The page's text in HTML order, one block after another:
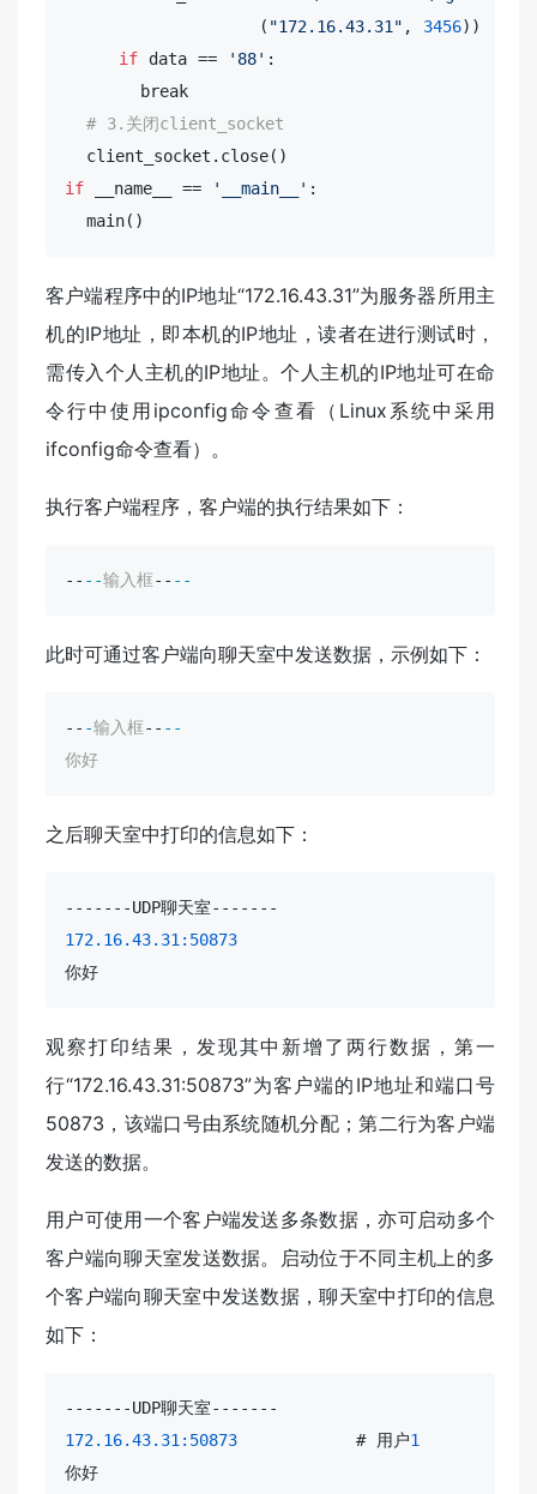
                  (
"172.16.43.31" , 3456))
if data == '88' :
       break
# 3.关闭client_socket
  client_socket.
close
if __name__ == '__main__' :
  main()
客户端程序中的IP地址“172.16.43.31”为服务器所用主
机的IP地址，即本机的IP地址，读者在进行测试时，
需传入个人主机的IP地址。个人主机的IP地址可在命
令行中使用ipconfig命令查看（Linux系统中采用
ifconfig命令查看）。
执行客户端程序，客户端的执行结果如下：
-- - -输入框-- - -
此时可通过客户端向聊天室中发送数据，示例如下：
-- -输入框-- - -
你好
之后聊天室中打印的信息如下：
172.16.43.31:50873
你好
观察打印结果，发现其中新增了两行数据，第一
行“172.16.43.31:50873”为客户端的IP地址和端口号
50873，该端口号由系统随机分配；第二行为客户端
发送的数据。
用户可使用一个客户端发送多条数据，亦可启动多个
客户端向聊天室发送数据。启动位于不同主机上的多
个客户端向聊天室中发送数据，聊天室中打印的信息
如下：
172.16.43.31:50873
           # 用户
1